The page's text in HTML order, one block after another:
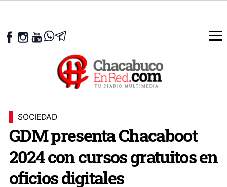
SOCIEDAD
GDM presenta Chacaboot
2024 con cursos gratuitos en
oficios digitales